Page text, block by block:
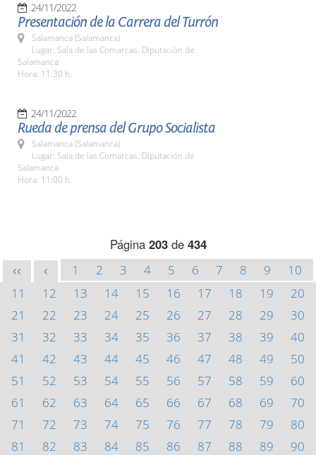
24/11/2022
Presentación de la Carrera del Turrón
Salamanca (Salamanca)
Lugar: Sala de las Comarcas. Diputación de
Salamanca
Hora: 11:30 h.
24/11/2022
Rueda de prensa del Grupo Socialista
Salamanca (Salamanca)
Lugar: Sala de las Comarcas. Diputación de
Salamanca
Hora: 11:00 h.
Página 203de 434
<< < 1 2 3 4 5 6 7 8 9
10
11
12 13 14 15 16 17 18 19
20
21
22 23 24 25 26 27 28 29
30
31
32 33 34 35 36 37 38 39
40
41
42 43 44 45 46 47 48 49
50
51
52 53 54 55 56 57 58 59
60
61
62 63 64 65 66 67 68 69
70
71
72 73 74 75 76 77 78 79
80
81
82 83 84 85 86 87 88 89
90